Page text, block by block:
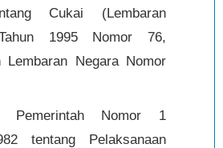
Cukai (Lembaran
1995 Nomor 76,
Lembaran Negara Nomor
Pemerintah Nomor 1
tentang Pelaksanaan